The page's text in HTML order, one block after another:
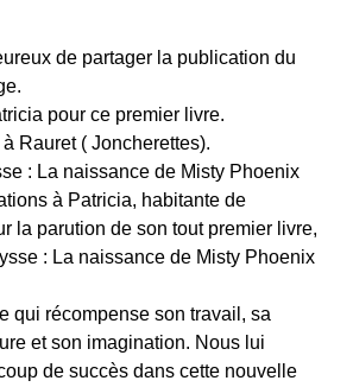
de partager la publication du
pour ce premier livre.
Rauret ( Joncherettes).
: La naissance de Misty Phoenix
à Patricia, habitante de
la parution de son tout premier livre,
: La naissance de Misty Phoenix
qui récompense son travail, sa
et son imagination. Nous lui
de succès dans cette nouvelle